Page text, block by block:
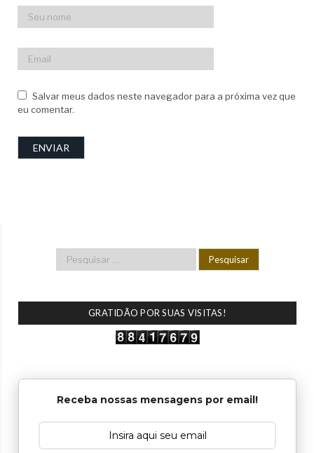
Salvar meus dados neste navegador para a próxima vez que
eu comentar.
GRATIDÃO POR SUAS VISITAS!
Receba nossas mensagens por email!